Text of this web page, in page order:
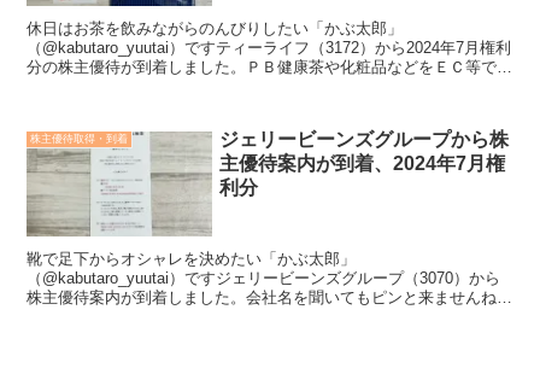
休日はお茶を飲みながらのんびりしたい「かぶ太郎」
（@kabutaro_yuutai）ですティーライフ（3172）から2024年7月権利
分の株主優待が到着しました。ＰＢ健康茶や化粧品などをＥＣ等で販
株主優待取得・到着
ジェリービーンズグループから株
主優待案内が到着、2024年7月権
利分
靴で足下からオシャレを決めたい「かぶ太郎」
（@kabutaro_yuutai）ですジェリービーンズグループ（3070）から
株主優待案内が到着しました。会社名を聞いてもピンと来ませんね。